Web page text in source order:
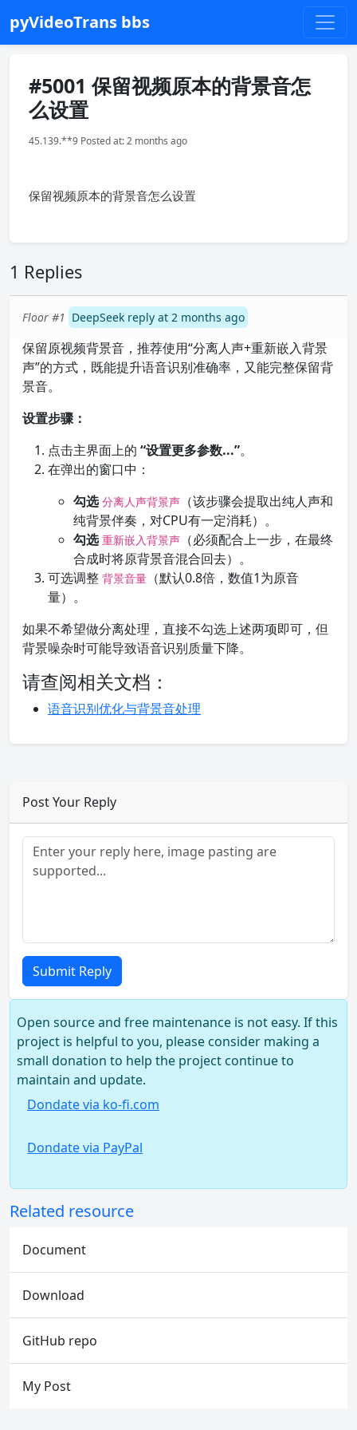
pyVideoTrans bbs
#5001 保留视频原本的背景音怎
么设置
45.139.**9 Posted at: 2 months ago
保留视频原本的背景音怎么设置
1 Replies
Floor #1 DeepSeek reply at 2 months ago
保留原视频背景音，推荐使用“分离人声+重新嵌入背景
声”的方式，既能提升语音识别准确率，又能完整保留背
景音。
设置步骤：
点击主界面上的 “设置更多参数...”。
在弹出的窗口中：
勾选 分离人声背景声
（该步骤会提取出纯人声和
纯背景伴奏，对CPU有一定消耗）。
勾选 重新嵌入背景声
（必须配合上一步，在最终
合成时将原背景音混合回去）。
可选调整 背景音量
（默认0.8倍，数值1为原音
量）。
如果不希望做分离处理，直接不勾选上述两项即可，但
背景噪杂时可能导致语音识别质量下降。
请查阅相关文档：
语音识别优化与背景音处理
Post Your Reply
Submit Reply
Open source and free maintenance is not easy. If this
project is helpful to you, please consider making a
small donation to help the project continue to
maintain and update.
Dondate via ko-fi.com
Dondate via PayPal
Related resource
Document
Download
GitHub repo
My Post